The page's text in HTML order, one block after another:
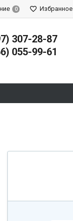
0 Избранное
307-28-87
055-99-61